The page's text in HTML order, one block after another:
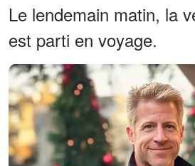
Le lendemain matin, la
est parti en voyage.